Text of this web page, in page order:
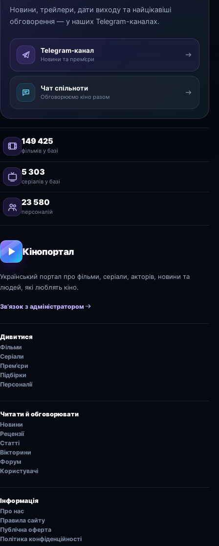
Новини, трейлери, дати виходу та найцікавіші
обговорення — у наших Telegram-каналах.
Telegram-канал
Новини та прем’єри
Чат спільноти
Обговорюємо кіно разом
149 425
фільмів у базі
5 303
серіалів у базі
23 580
персоналій
Кінопортал
Український портал про фільми, серіали, акторів, новини та
людей, які люблять кіно.
Зв’язок з адміністратором
Дивитися
Фільми
Серіали
Прем’єри
Підбірки
Персоналії
Читати й обговорювати
Новини
Рецензії
Статті
Вікторини
Форум
Користувачі
Інформація
Про нас
Правила сайту
Публічна оферта
Політика конфіденційності